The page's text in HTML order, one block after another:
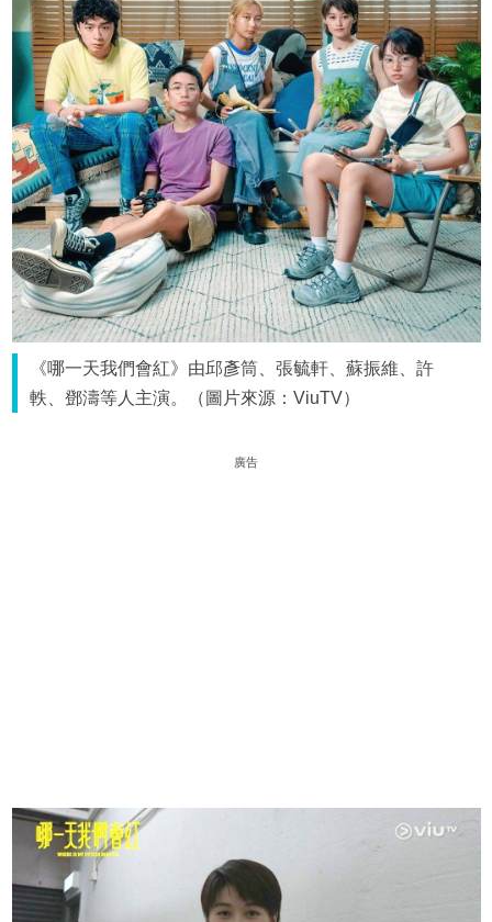
《哪一天我們會紅》由邱彥筒、張毓軒、蘇振維、許
軼、鄧濤等人主演。（圖片來源：ViuTV）
廣告